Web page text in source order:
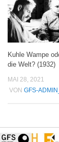
Kuhle Wampe
die Welt? (1932)
MAI 28, 2021
VON GFS-